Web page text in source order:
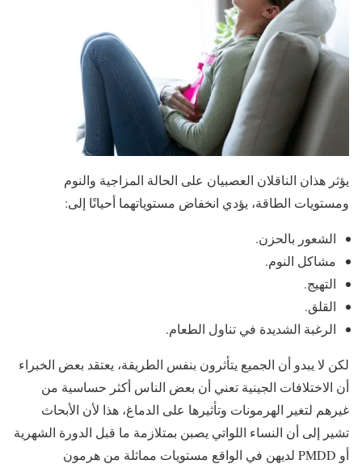
يؤثر هذان الناقلان العصبيان على الحالة المزاجية والنوم
ومستويات الطاقة، يؤدي انخفاض مستوياتهما أحيانًا إلى:
الشعور بالحزن.
مشاكل النوم.
التهيج.
القلق.
الرغبة الشديدة في تناول الطعام.
لكن لا يبدو أن الجميع يتأثرون بنفس الطريقة، يعتقد بعض الخبراء
أن الاختلافات الجينية تعني أن بعض الناس أكثر حساسية من
غيرهم لتغير الهرمونات وتأثيرها على الدماغ، هذا لأن الأبحاث
تشير إلى أن النساء اللواتي يصبن بمتلازمة ما قبل الدورة الشهرية
أو PMDD لديهن في الواقع مستويات مماثلة من هرمون